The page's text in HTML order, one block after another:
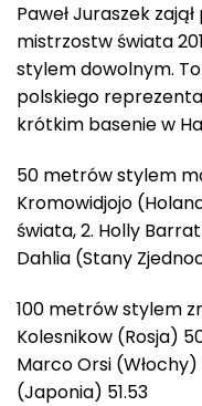
Paweł Juraszek
mistrzostw świata
stylem dowolnym.
polskiego
krótkim basenie w
50 metrów stylem
Kromowidjojo
świata, 2. Holly
Dahlia (Stany
100 metrów stylem
Kolesnikow (Rosja)
Marco Orsi (Włochy)
(Japonia) 51.53